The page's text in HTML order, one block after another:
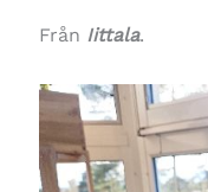
Från Iittala.